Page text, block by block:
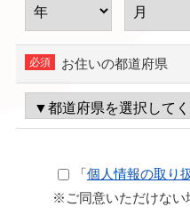
お住いの都道府県
「個人情報の取り
※ご同意いただけない